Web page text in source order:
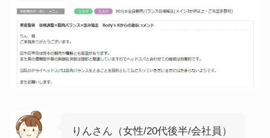
りんさん（女性/20代後半/会社員）